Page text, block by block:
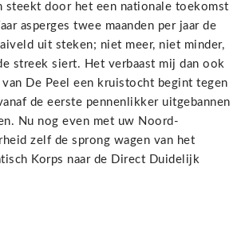
steekt door het een nationale toekomst
asperges twee maanden per jaar de
uit steken; niet meer, niet minder,
streek siert. Het verbaast mij dan ook
De Peel een kruistocht begint tegen
de eerste pennenlikker uitgebannen
Nu nog even met uw Noord-
zelf de sprong wagen van het
Korps naar de Direct Duidelijk